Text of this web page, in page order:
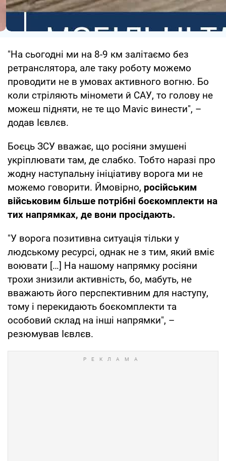
"На сьогодні ми на 8-9 км залітаємо без
ретранслятора, але таку роботу можемо
проводити не в умовах активного вогню. Бо
коли стріляють міномети й САУ, то голову не
можеш підняти, не те що Mavic винести", –
додав Ієвлєв.
Боєць ЗСУ вважає, що росіяни змушені
укріплювати там, де слабко. Тобто наразі про
жодну наступальну ініціативу ворога ми не
можемо говорити. Ймовірно, російським
військовим більше потрібні боєкомплекти на
тих напрямках, де вони просідають.
"У ворога позитивна ситуація тільки у
людському ресурсі, однак не з тим, який вміє
воювати […] На нашому напрямку росіяни
трохи знизили активність, бо, мабуть, не
вважають його перспективним для наступу,
тому і перекидають боєкомплекти та
особовий склад на інші напрямки", –
резюмував Ієвлєв.